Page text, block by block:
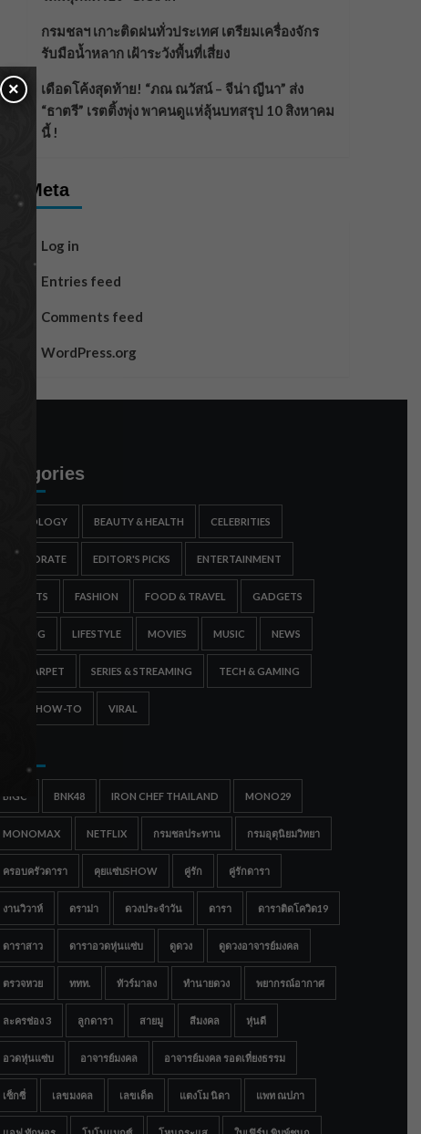
กรมชลฯ เกาะติดฝนทั่วประเทศ เตรียมเครื่องจักร
รับมือน้ำหลาก เฝ้าระวังพื้นที่เสี่ยง
เดือดโค้งสุดท้าย! “ภณ ณวัสน์ – จีน่า ญีนา” ส่ง
“ธาตรี” เรตติ้งพุ่ง พาคนดูแห่ลุ้นบทสรุป 10 สิงหาคม
นี้ !
Meta
Log in
Entries feed
Comments feed
WordPress.org
Categories
ASTROLOGY BEAUTY & HEALTH CELEBRITIES
CORPORATE EDITOR'S PICKS ENTERTAINMENT
ESPORTS FASHION FOOD & TRAVEL GADGETS
GAMING LIFESTYLE MOVIES MUSIC NEWS
RED CARPET SERIES & STREAMING TECH & GAMING
TIPS & HOW-TO VIRAL
BIGC BNK48 IRON CHEF THAILAND MONO29
MONOMAX NETFLIX กรมชลประทาน กรมอุตุนิยมวิทยา
ครอบครัวดารา คุยแซ่บSHOW คู่รัก คู่รักดารา
งานวิวาห์ ดราม่า ดวงประจำวัน ดารา ดาราติดโควิด19
ดาราสาว ดาราอวดหุ่นแซ่บ ดูดวง ดูดวงอาจารย์มงคล
ตรวจหวย ททท. ทัวร์มาลง ทำนายดวง พยากรณ์อากาศ
ละครช่อง 3 ลูกดารา สายมู สีมงคล หุ่นดี
อวดหุ่นแซ่บ อาจารย์มงคล อาจารย์มงคล รอดเที่ยงธรรม
เซ็กซี่ เลขมงคล เลขเด็ด แตงโม นิดา แพท ณปภา
×